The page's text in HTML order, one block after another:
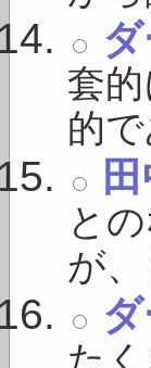
套
的
と
が